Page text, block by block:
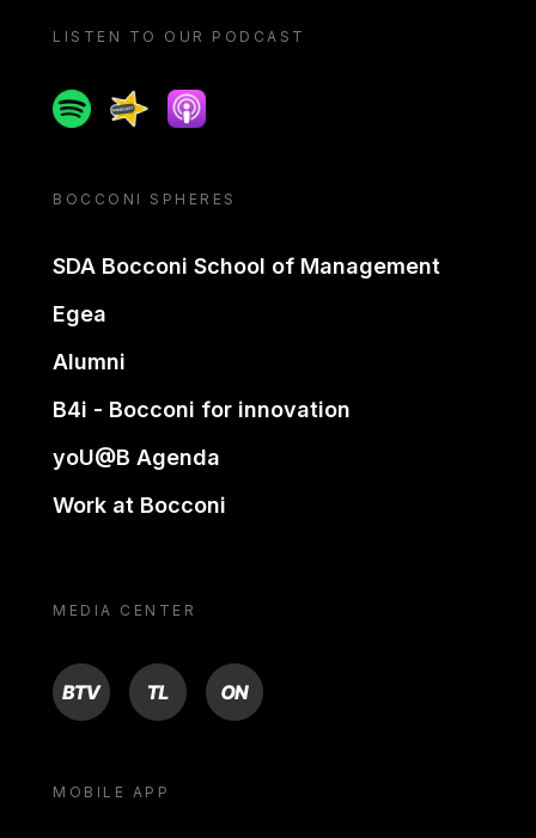
LISTEN TO OUR PODCAST
SpotifySpreakerApple podcast
BOCCONI SPHERES
SDA Bocconi School of Management
Egea
Alumni
B4i - Bocconi for innovation
yoU@B Agenda
Work at Bocconi
MEDIA CENTER
BTV TL ON
MOBILE APP